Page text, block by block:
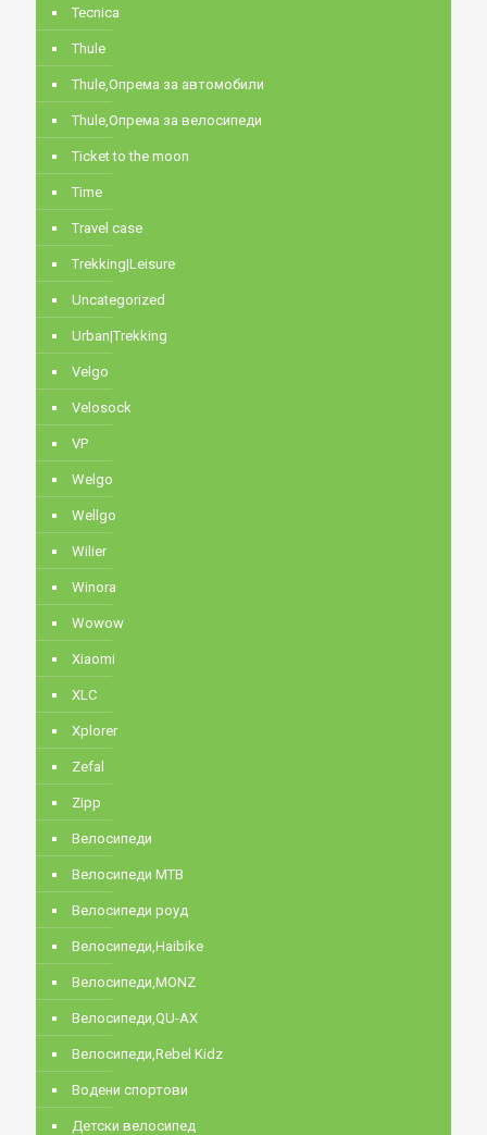
Tecnica
Thule
Thule,Опрема за автомобили
Thule,Опрема за велосипеди
Ticket to the moon
Time
Travel case
Trekking|Leisure
Uncategorized
Urban|Trekking
Velgo
Velosock
VP
Welgo
Wellgo
Wilier
Winora
Wowow
Xiaomi
XLC
Xplorer
Zefal
Zipp
Велосипеди
Велосипеди MTB
Велосипеди роуд
Велосипеди,Haibike
Велосипеди,MONZ
Велосипеди,QU-AX
Велосипеди,Rebel Kidz
Водени спортови
Детски велосипед